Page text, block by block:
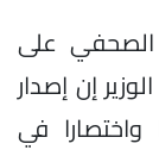
الصحفي على
إن إصدار
في